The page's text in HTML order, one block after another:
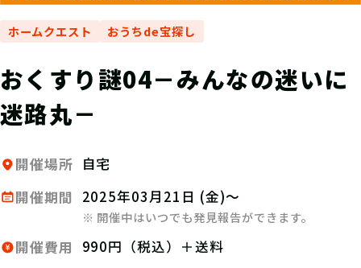
ホームクエスト おうちde宝探し
おくすり謎04－みんなの迷いに
迷路丸－
開催場所 自宅
開催期間
2025年03月21日 (金)～
※ 開催中はいつでも発見報告ができます。
開催費用
990円（税込）＋送料